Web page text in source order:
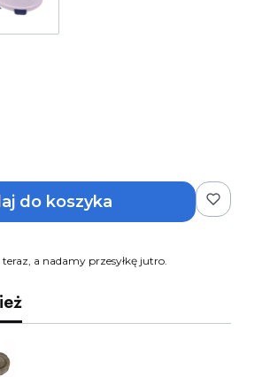
do koszyka
a nadamy przesyłkę jutro.